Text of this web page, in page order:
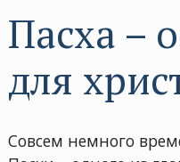
Пасха –
для
Совсем немного